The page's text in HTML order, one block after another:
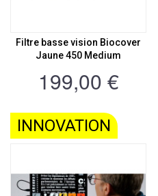
Filtre basse vision Biocover
Jaune 450 Medium
199,00 €
INNOVATION